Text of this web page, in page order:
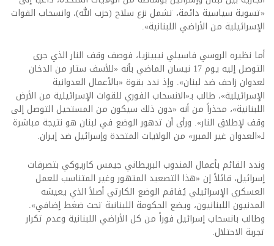
«تسوية سياسية دائمة، تشمل نزع سلاح (حزب الله)، وانسحاب القوات
الإسرائيلية من الأراضي اللبنانية».
أما نظيره الروسي فاسيلي نيبينزيا، فوصف وقف النار الذي جرى
التوصل إليه يوم 17 نيسان الماضي بأنه «للأسف ستار من الدخان
لعدوان زاحف ضد لبنان». وإذ ندد بقوة «بالأعمال العدوانية
الإسرائيلية»، طالب بـ«الانسحاب الفوري للقوات الإسرائيلية من الأرض
اللبنانية»، محذراً من أنه «دون ذلك سيكون من المستحيل التوصل إلى
وقف لإطلاق النار». ورأى أن تدهور الوضع في لبنان هو نتيجة مباشرة
لـ«العدوان غير المبرر» من الولايات المتحدة وإسرائيل ضد إيران.
وندد القائم بأعمال المندوب البريطاني جيمس كاريوكي بتصرفات
إسرائيل، قائلاً إن «هذا التصعيد المتهور وغير المتناسب للعمل
العسكري الإسرائيلي يُفاقم الوضع الكارثي أصلاً الذي يعيشه
المدنيون اللبنانيون، ويضع الحكومة اللبنانية تحت ضغط إضافي».
وطالب بانسحاب إسرائيل فوراً من كل الأراضي اللبنانية وعدم تكرار
تجربة الاحتلال.